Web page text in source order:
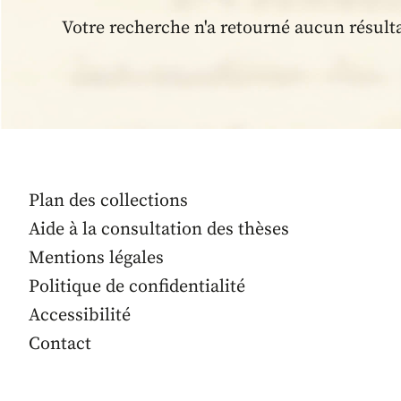
Votre recherche n'a retourné aucun
Plan des collections
Aide à la consultation des thèses
Mentions légales
Politique de confidentialité
Accessibilité
Contact